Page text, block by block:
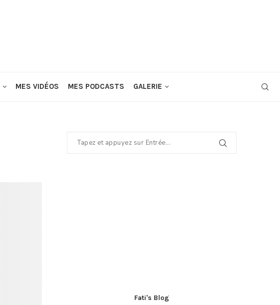
MES VIDÉOS MES PODCASTS GALERIE
Fati's Blog